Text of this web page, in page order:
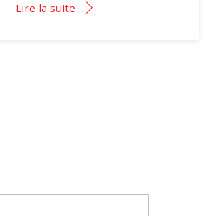
Lire la suite